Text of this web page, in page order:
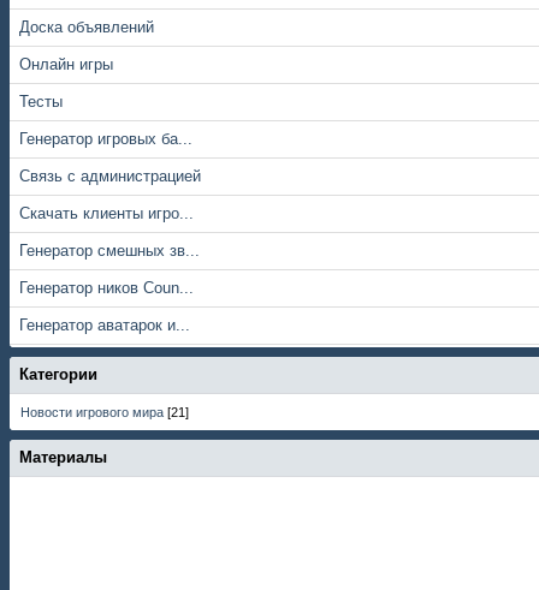
Доска объявлений
Онлайн игры
Тесты
Генератор игровых ба...
Связь с администрацией
Скачать клиенты игро...
Генератор смешных зв...
Генератор ников Coun...
Генератор аватарок и...
Категории
Новости игрового мира [21]
Материалы